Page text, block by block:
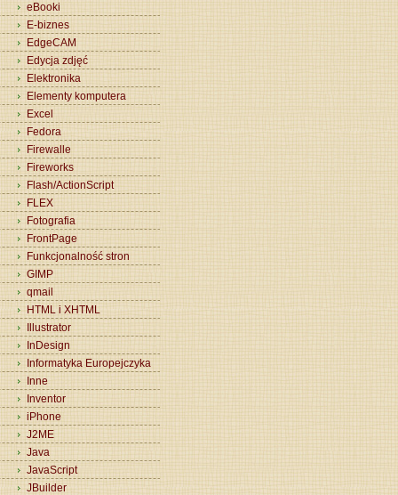
eBooki
E-biznes
EdgeCAM
Edycja zdjęć
Elektronika
Elementy komputera
Excel
Fedora
Firewalle
Fireworks
Flash/ActionScript
FLEX
Fotografia
FrontPage
Funkcjonalność stron
GIMP
qmail
HTML i XHTML
Illustrator
InDesign
Informatyka Europejczyka
Inne
Inventor
iPhone
J2ME
Java
JavaScript
JBuilder